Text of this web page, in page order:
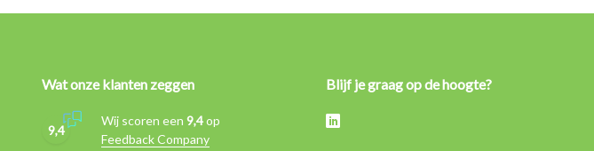
Wat onze klanten zeggen
9,4
Wij scoren een 9,4op
Feedback Company
Blijf je graag op de hoogte?